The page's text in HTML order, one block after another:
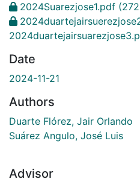
2024Suarezjose1.pdf
Date
2024-11-21
Authors
Duarte Flórez, Jair Orlando
Suárez Angulo, José Luis
Advisor